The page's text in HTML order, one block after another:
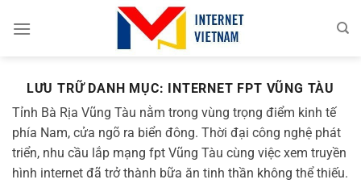
đến
LƯU TRỮ DANH MỤC: INTERNET FPT VŨNG TÀU
Tỉnh Bà Rịa Vũng Tàu nằm trong vùng trọng điểm kinh tế
phía Nam, cửa ngõ ra biển đông. Thời đại công nghệ phát
triển, nhu cầu lắp mạng fpt Vũng Tàu cùng việc xem truyền
hình internet đã trở thành bữa ăn tinh thần không thể thiếu.